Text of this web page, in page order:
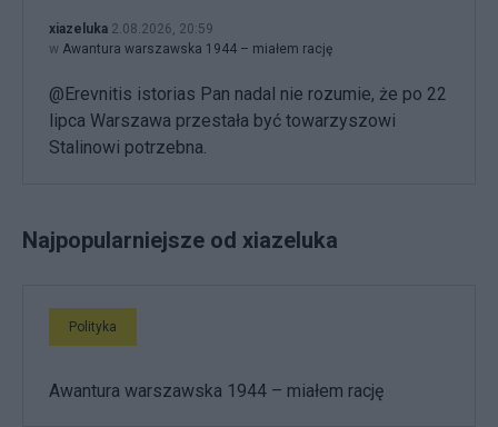
xiazeluka 2.08.2026, 20:59
w Awantura warszawska 1944 – miałem rację
@Erevnitis istorias Pan nadal nie rozumie, że po 22
lipca Warszawa przestała być towarzyszowi
Stalinowi potrzebna.
Najpopularniejsze od xiazeluka
Polityka
Awantura warszawska 1944 – miałem rację